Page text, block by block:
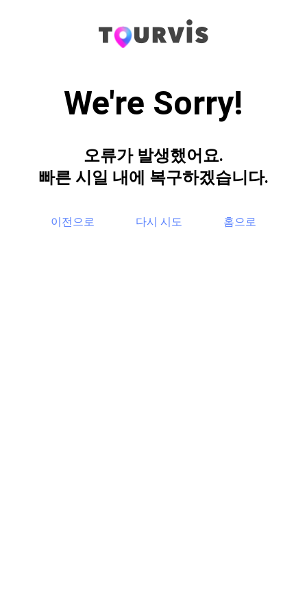
We're Sorry!
오류가 발생했어요.
빠른 시일 내에 복구하겠습니다.
이전으로 다시 시도 홈으로